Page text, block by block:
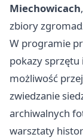
Miechowicach
zbiory
W programie
pokazy
możliwość
zwiedzanie
archiwalnych
warsztaty